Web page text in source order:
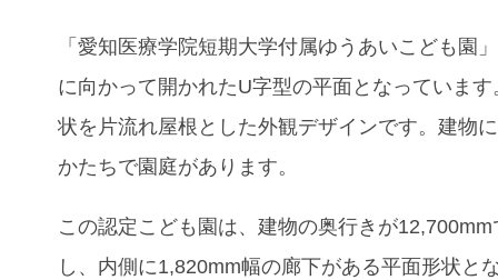
「愛知医療学院短期大学付属ゆうあいこども園
に向かって開かれたU字型の平面となっていま
状を片流れ屋根とした外観デザインです。建物
かたちで園庭があります。
この認定こども園は、建物の奥行きが
し、内側に1,820mm幅の廊下がある平面形状と